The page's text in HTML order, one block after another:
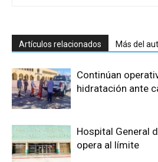
Artículos relacionados Más del
Continúan
hidratación ante
Hospital General
opera al límite